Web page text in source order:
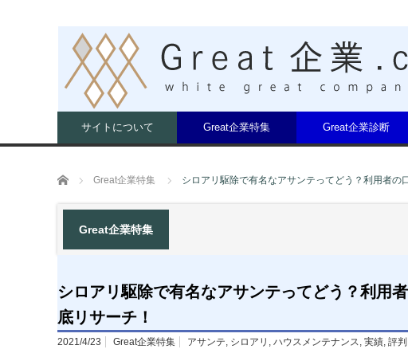
サイトについて Great企業特集 Great企業診断
ホーム Great企業特集 シロアリ駆除で有名なアサンテってどう？利用者の
Great企業特集
シロアリ駆除で有名なアサンテってどう？利用
底リサーチ！
2021/4/23 Great企業特集 アサンテ, シロアリ , ハウスメンテナンス, 実績, 評判